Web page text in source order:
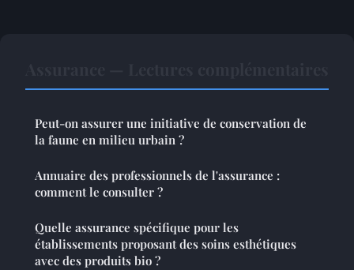
Peut-on assurer une initiative de conservation de
la faune en milieu urbain ?
Annuaire des professionnels de l'assurance :
comment le consulter ?
Quelle assurance spécifique pour les
établissements proposant des soins esthétiques
avec des produits bio ?